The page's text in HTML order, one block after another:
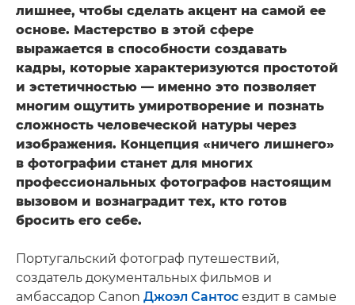
лишнее, чтобы сделать акцент на самой ее
основе. Мастерство в этой сфере
выражается в способности создавать
кадры, которые характеризуются простотой
и эстетичностью — именно это позволяет
многим ощутить умиротворение и познать
сложность человеческой натуры через
изображения. Концепция «ничего лишнего»
в фотографии станет для многих
профессиональных фотографов настоящим
вызовом и вознаградит тех, кто готов
бросить его себе.
Португальский фотограф путешествий,
создатель документальных фильмов и
амбассадор Canon Джоэл Сантос ездит в самые